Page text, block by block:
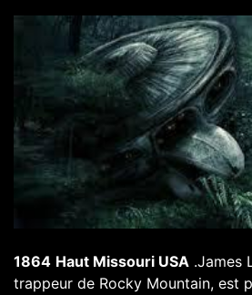
1864 Haut Missouri USA .James
trappeur de Rocky Mountain, est